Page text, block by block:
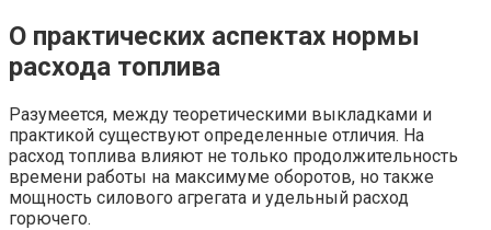
О практических аспектах нормы
расхода топлива
Разумеется, между теоретическими выкладками и
практикой существуют определенные отличия. На
расход топлива влияют не только продолжительность
времени работы на максимуме оборотов, но также
мощность силового агрегата и удельный расход
горючего.